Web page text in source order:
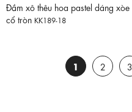
Đầm xô thêu hoa pastel dáng xòe
cổ tròn KK189-18
1 2 3